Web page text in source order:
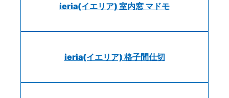
ieria(イエリア) 室内窓 マドモ
ieria(イエリア) 格子間仕切